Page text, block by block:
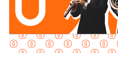
consultorios de atención básica.